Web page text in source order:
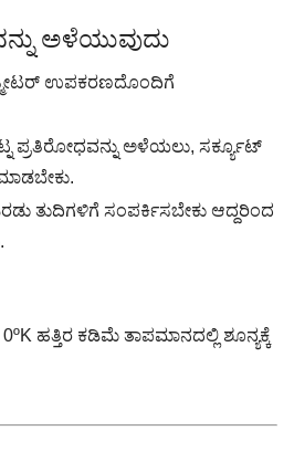
ಅಳೆಯುವುದು
ಉಪಕರಣದೊಂದಿಗೆ
ಪ್ರತಿರೋಧವನ್ನು ಅಳೆಯಲು, ಸರ್ಕ್ಯೂಟ್
ತುದಿಗಳಿಗೆ ಸಂಪರ್ಕಿಸಬೇಕು ಆದ್ದರಿಂದ
ಹತ್ತಿರ ಕಡಿಮೆ ತಾಪಮಾನದಲ್ಲಿ ಶೂನ್ಯಕ್ಕೆ